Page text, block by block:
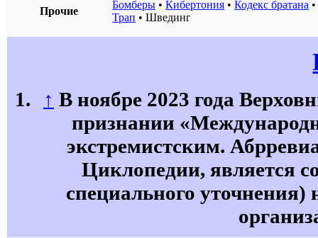
Прочие
Бомберы • Кибертония • Кодекс братана •
Трап • Швединг
↑ В ноябре 2023 года
признании
экстремистским.
Циклопедии, является
специального уточнения)